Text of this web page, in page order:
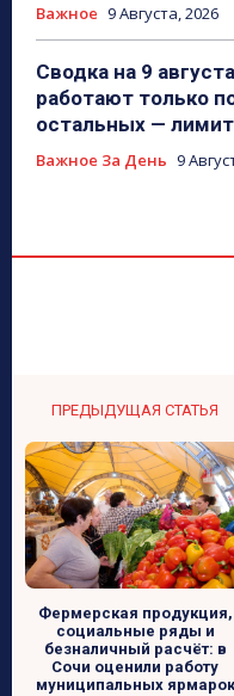
Важное 9 Августа, 2026
Сводка на 9
работают только
остальных —
Важное За День 9
ПРЕДЫДУЩАЯ СТАТЬЯ
Фермерская продукция,
социальные ряды и
безналичный расчёт: в
Сочи оценили работу
муниципальных ярмарок